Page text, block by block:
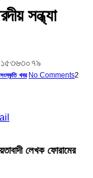
সন্ধ্যা
খবর No Comments2
লেখক ফোরামের